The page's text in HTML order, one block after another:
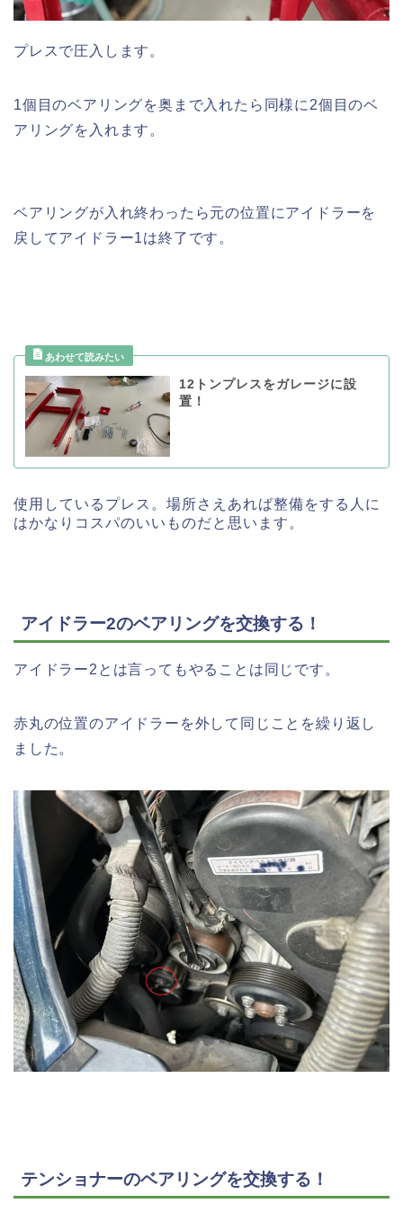
プレスで圧入します。
1個目のベアリングを奥まで入れたら同様に2個目のベ
アリングを入れます。
ベアリングが入れ終わったら元の位置にアイドラーを
戻してアイドラー1は終了です。
12トンプレスをガレージに設
置！
使用しているプレス。場所さえあれば整備をする人に
はかなりコスパのいいものだと思います。
アイドラー2のベアリングを交換する！
アイドラー2とは言ってもやることは同じです。
赤丸の位置のアイドラーを外して同じことを繰り返し
ました。
テンショナーのベアリングを交換する！